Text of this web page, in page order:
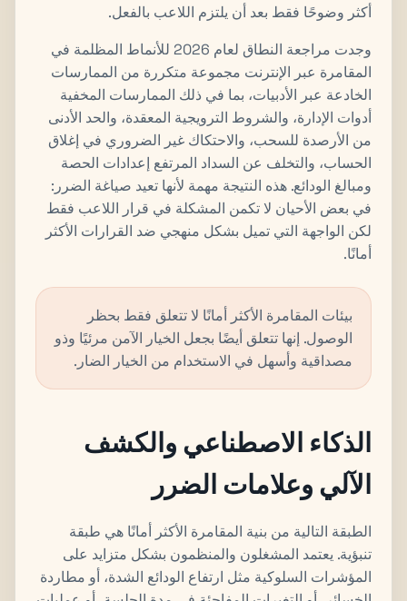
أكثر وضوحًا فقط بعد أن يلتزم اللاعب بالفعل.
وجدت مراجعة النطاق لعام 2026 للأنماط المظلمة في
المقامرة عبر الإنترنت مجموعة متكررة من الممارسات
الخادعة عبر الأدبيات، بما في ذلك الممارسات المخفية
أدوات الإدارة، والشروط الترويجية المعقدة، والحد الأدنى
من الأرصدة للسحب، والاحتكاك غير الضروري في إغلاق
الحساب، والتخلف عن السداد المرتفع إعدادات الحصة
ومبالغ الودائع. هذه النتيجة مهمة لأنها تعيد صياغة الضرر:
في بعض الأحيان لا تكمن المشكلة في قرار اللاعب فقط
لكن الواجهة التي تميل بشكل منهجي ضد القرارات الأكثر
أمانًا.
بيئات المقامرة الأكثر أمانًا لا تتعلق فقط بحظر
الوصول. إنها تتعلق أيضًا بجعل الخيار الآمن مرئيًا وذو
مصداقية وأسهل في الاستخدام من الخيار الضار.
الذكاء الاصطناعي والكشف
الآلي وعلامات الضرر
الطبقة التالية من بنية المقامرة الأكثر أمانًا هي طبقة
تنبؤية. يعتمد المشغلون والمنظمون بشكل متزايد على
المؤشرات السلوكية مثل ارتفاع الودائع الشدة، أو مطاردة